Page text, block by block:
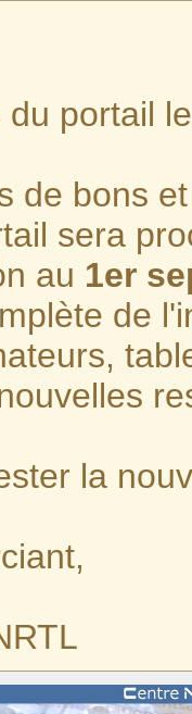
portail
de bons
sera
au 1er
de
la